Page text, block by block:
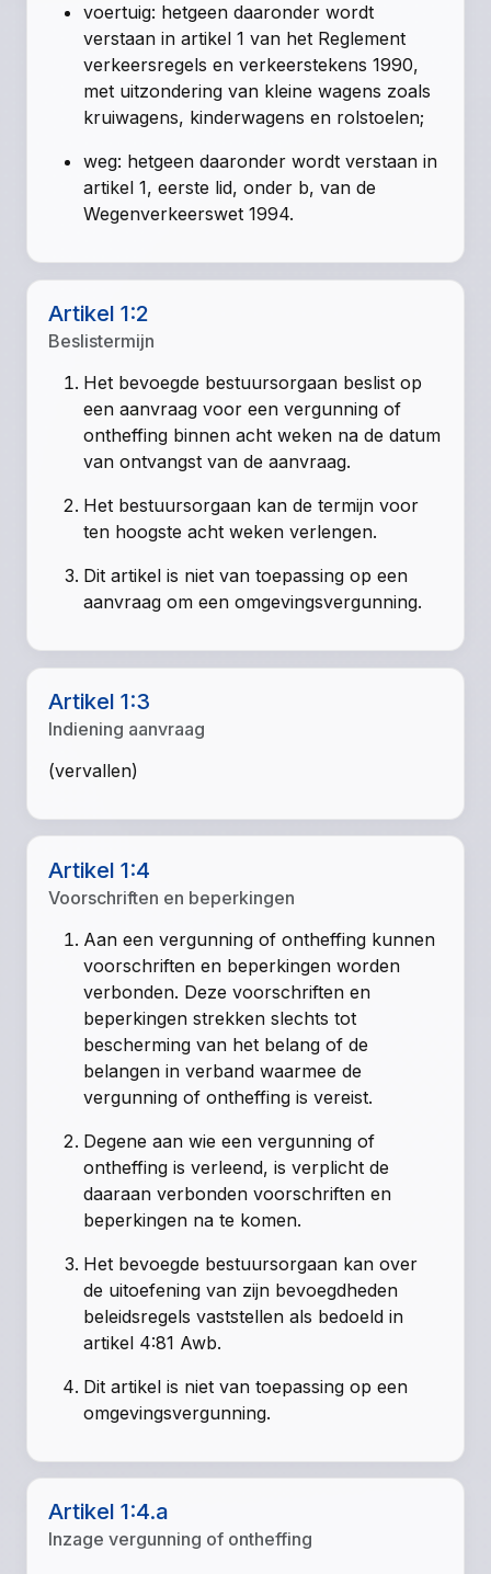
voertuig: hetgeen daaronder wordt
verstaan in artikel 1 van het Reglement
verkeersregels en verkeerstekens 1990,
met uitzondering van kleine wagens zoals
kruiwagens, kinderwagens en rolstoelen;
weg: hetgeen daaronder wordt verstaan in
artikel 1, eerste lid, onder b, van de
Wegenverkeerswet 1994.
Artikel 1:2
Beslistermijn
Het bevoegde bestuursorgaan beslist op
een aanvraag voor een vergunning of
ontheffing binnen acht weken na de datum
van ontvangst van de aanvraag.
Het bestuursorgaan kan de termijn voor
ten hoogste acht weken verlengen.
Dit artikel is niet van toepassing op een
aanvraag om een omgevingsvergunning.
Artikel 1:3
Indiening aanvraag
(vervallen)
Artikel 1:4
Voorschriften en beperkingen
Aan een vergunning of ontheffing kunnen
voorschriften en beperkingen worden
verbonden. Deze voorschriften en
beperkingen strekken slechts tot
bescherming van het belang of de
belangen in verband waarmee de
vergunning of ontheffing is vereist.
Degene aan wie een vergunning of
ontheffing is verleend, is verplicht de
daaraan verbonden voorschriften en
beperkingen na te komen.
Het bevoegde bestuursorgaan kan over
de uitoefening van zijn bevoegdheden
beleidsregels vaststellen als bedoeld in
artikel 4:81 Awb.
Dit artikel is niet van toepassing op een
omgevingsvergunning.
Artikel 1:4.a
Inzage vergunning of ontheffing